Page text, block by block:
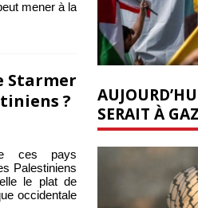
mener à la
Starmer
?
ces pays
Palestiniens
le plat de
occidentale
SERAIT À